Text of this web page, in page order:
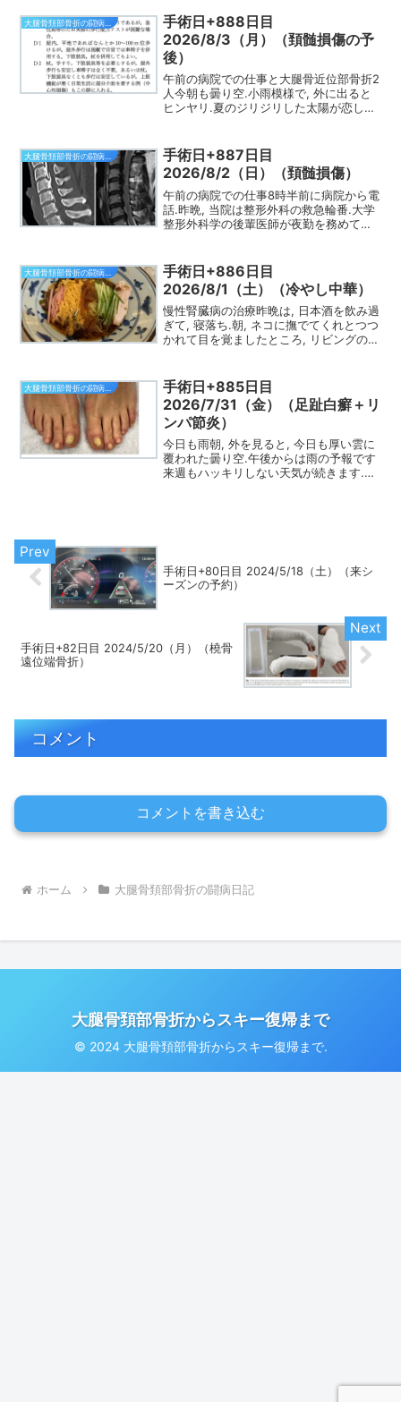
ました.昨年よりも16日遅かったとのこと.
朝...
手術日+888日目
2026/8/3（月）（頚髄損傷の予
後）
午前の病院での仕事と大腿骨近位部骨折2
人今朝も曇り空.小雨模様で, 外に出ると
ヒンヤリ.夏のジリジリした太陽が恋しく
昨日と同じくらいでした.夜間時々酸素飽
和度が低...
大腿骨頚部骨折の闘病日記
手術日+887日目
2026/8/2（日）（頚髄損傷）
午前の病院での仕事8時半前に病院から電
話.昨晩, 当院は整形外科の救急輪番.大学
整形外科学の後輩医師が夜勤を務めてく
髄損傷の中高年の患者さんが2人が入院し
たとの...
手術日+886日目
2026/8/1（土）（冷やし中華）
慢性腎臓病の治療昨晩は, 日本酒を飲み過
ぎて, 寝落ち.朝, ネコに撫でてくれとつつ
かれて目を覚ましたところ, リビングの上
も曇り空.昨日, 嘔気が続いていた...
手術日+885日目
2026/7/31（金）（足趾白癬＋リ
ンパ節炎）
今日も雨朝, 外を見ると, 今日も厚い雲に
覆われた曇り空.午後からは雨の予報です
来週もハッキリしない天気が続きます.8
手術日+80日目 2024/5/18（土）（来シ
ーズンの予約）
手術日+82日目 2024/5/20（月）（橈骨
遠位端骨折）
コメント
コメントを書き込む
ホーム 大腿骨頚部骨折の闘病日記
大腿骨頚部骨折からスキー復帰まで
© 2024 大腿骨頚部骨折からスキー復帰まで.